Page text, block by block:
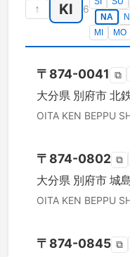
↑ KI 6
NA
NI
MI
MO
〒 874-0041 ⧉
大分県 別府市 北
OITA KEN BEPPU
〒 874-0802 ⧉
大分県 別府市 城
OITA KEN BEPPU
〒 874-0845 ⧉